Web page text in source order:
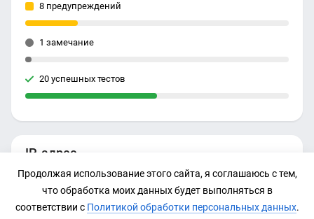
IP-адрес
92.53.96.246
8 предупреждений
1 замечание
20 успешных тестов
Продолжая использование этого сайта, я соглашаюсь с тем,
что обработка моих данных будет выполняться в
соответствии с Политикой обработки персональных данных.